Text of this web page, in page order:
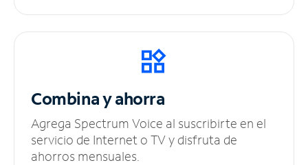
Combina y ahorra
Agrega Spectrum Voice al suscribirte en el
servicio de Internet o TV y disfruta de
ahorros mensuales.